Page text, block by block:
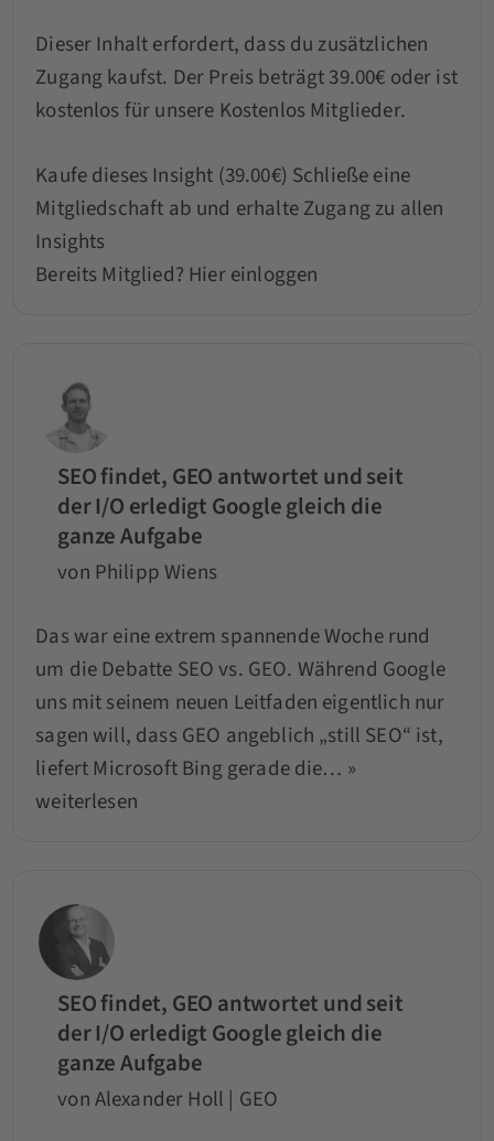
Dieser Inhalt erfordert, dass du zusätzlichen
Zugang kaufst. Der Preis beträgt 39.00€ oder ist
kostenlos für unsere Kostenlos Mitglieder.
Kaufe dieses Insight (39.00€) Schließe eine
Mitgliedschaft ab und erhalte Zugang zu allen
Insights
Bereits Mitglied? Hier einloggen
SEO findet, GEO antwortet und seit
der I/O erledigt Google gleich die
ganze Aufgabe
von Philipp Wiens
Das war eine extrem spannende Woche rund
um die Debatte SEO vs. GEO. Während Google
uns mit seinem neuen Leitfaden eigentlich nur
sagen will, dass GEO angeblich „still SEO“ ist,
liefert Microsoft Bing gerade die… »
weiterlesen
SEO findet, GEO antwortet und seit
der I/O erledigt Google gleich die
ganze Aufgabe
von Alexander Holl | GEO